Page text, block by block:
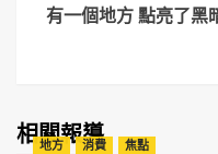
有一個地方 點亮了黑
相關報導
地方 消費 焦點